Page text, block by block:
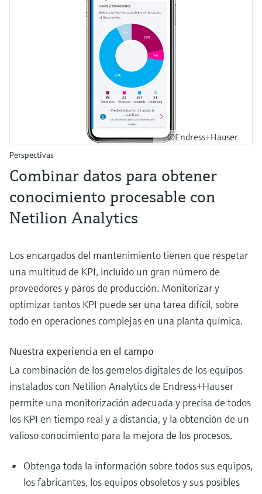
©Endress+Hauser
Perspectivas
Combinar datos para obtener
conocimiento procesable con
Netilion Analytics
Los encargados del mantenimiento tienen que respetar
una multitud de KPI, incluido un gran número de
proveedores y paros de producción. Monitorizar y
optimizar tantos KPI puede ser una tarea difícil, sobre
todo en operaciones complejas en una planta química.
Nuestra experiencia en el campo
La combinación de los gemelos digitales de los equipos
instalados con Netilion Analytics de Endress+Hauser
permite una monitorización adecuada y precisa de todos
los KPI en tiempo real y a distancia, y la obtención de un
valioso conocimiento para la mejora de los procesos.
Obtenga toda la información sobre todos sus equipos,
los fabricantes, los equipos obsoletos y sus posibles